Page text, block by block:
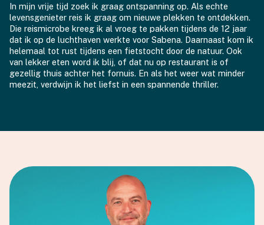
In mijn vrije tijd zoek ik graag ontspanning op. Als echte
levensgenieter reis ik graag om nieuwe plekken te ontdekken.
Die reismicrobe kreeg ik al vroeg te pakken tijdens de 12 jaar
dat ik op de luchthaven werkte voor Sabena. Daarnaast kom ik
helemaal tot rust tijdens een fietstocht door de natuur. Ook
van lekker eten word ik blij, of dat nu op restaurant is of
gezellig thuis achter het fornuis. En als het weer wat minder
meezit, verdwijn ik het liefst in een spannende thriller.